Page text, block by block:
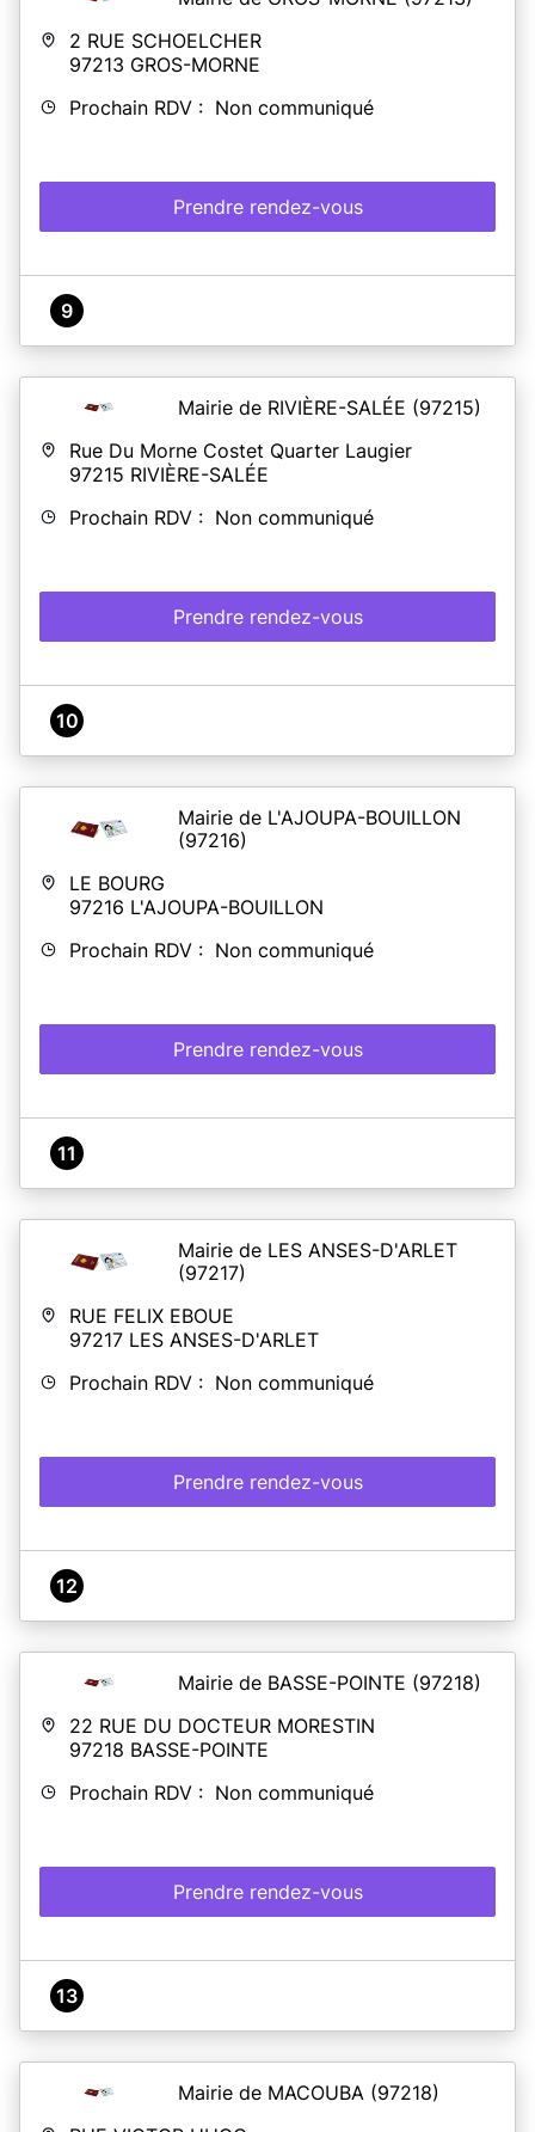
2 RUE SCHOELCHER
97213 GROS-MORNE
Prochain RDV : Non communiqué
Prendre rendez-vous
9
Mairie de RIVIÈRE-SALÉE (97215)
Rue Du Morne Costet Quarter Laugier
97215 RIVIÈRE-SALÉE
Prochain RDV : Non communiqué
Prendre rendez-vous
10
Mairie de L'AJOUPA-BOUILLON
(97216)
LE BOURG
97216 L'AJOUPA-BOUILLON
Prochain RDV : Non communiqué
Prendre rendez-vous
11
Mairie de LES ANSES-D'ARLET
(97217)
RUE FELIX EBOUE
97217 LES ANSES-D'ARLET
Prochain RDV : Non communiqué
Prendre rendez-vous
12
Mairie de BASSE-POINTE (97218)
22 RUE DU DOCTEUR MORESTIN
97218 BASSE-POINTE
Prochain RDV : Non communiqué
Prendre rendez-vous
13
Mairie de MACOUBA (97218)